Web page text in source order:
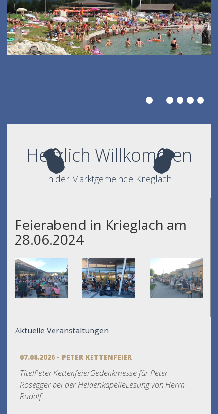
Herzlich Willkommen
in der Marktgemeinde Krieglach
Feierabend in Krieglach am
28.06.2024
Aktuelle Veranstaltungen
07.08.2026 - PETER KETTENFEIER
TitelPeter KettenfeierGedenkmesse für Peter
Rosegger bei der HeldenkapelleLesung von Herrn
Rudolf...